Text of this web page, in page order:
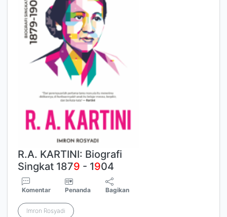
R.A. KARTINI: Biografi
Singkat 1879 - 1904
Komentar Penanda Bagikan
Imron Rosyadi